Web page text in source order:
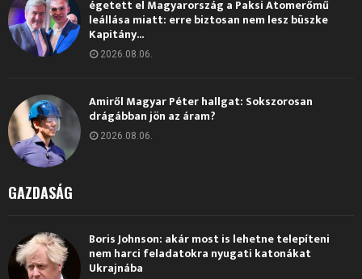
égetett el Magyarország a Paksi Atomerőmű
leállása miatt: erre biztosan nem lesz büszke
Kapitány...
2026.08.06.
Amiről Magyar Péter hallgat: Sokszorosan
drágábban jön az áram?
2026.08.06.
GAZDASÁG
Boris Johnson: akár most is lehetne telepíteni
nem harci feladatokra nyugati katonákat
Ukrajnába